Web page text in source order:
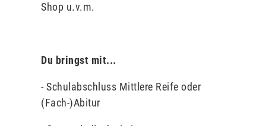
Shop u.v.m.
Du bringst mit...
- Schulabschluss Mittlere Reife oder
(Fach-)Abitur